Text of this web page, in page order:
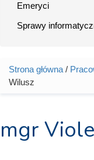
Emeryci
Sprawy
Jesteś tutaj
Strona główna /
Wilusz
mgr